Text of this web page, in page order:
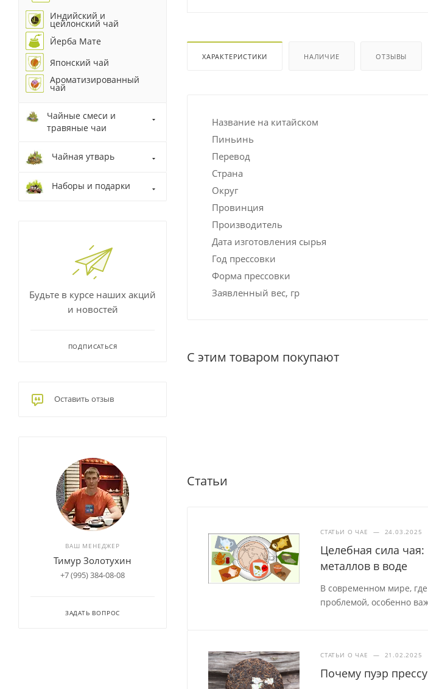
ХАРАКТЕРИСТИКИ НАЛИЧИЕ ОТЗЫВЫ
Название на китайском
Пиньинь
Перевод
Страна
Округ
Провинция
Производитель
Дата изготовления сырья
Год прессовки
Форма прессовки
Заявленный вес, гр
С этим товаром покупают
Статьи
СТАТЬИ О ЧАЕ — 24.03.2025
Целебная сила
металлов в воде
В современном мире,
проблемой, особенно
СТАТЬИ О ЧАЕ — 21.02.2025
Почему пуэр
Индийский и
цейлонский чай
Йерба Мате
Японский чай
Ароматизированный
чай
Чайные смеси и
травяные чаи
Чайная утварь
Наборы и подарки
Будьте в курсе наших акций
и новостей
ПОДПИСАТЬСЯ
Оставить отзыв
ВАШ МЕНЕДЖЕР
Тимур Золотухин
+7 (995) 384-08-08
ЗАДАТЬ ВОПРОС